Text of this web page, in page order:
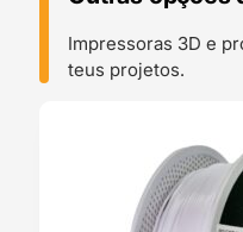
Impressoras 3D e
teus projetos.